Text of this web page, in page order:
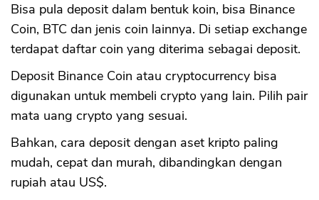
Bisa pula deposit dalam bentuk koin, bisa Binance
Coin, BTC dan jenis coin lainnya. Di setiap exchange
terdapat daftar coin yang diterima sebagai deposit.
Deposit Binance Coin atau cryptocurrency bisa
digunakan untuk membeli crypto yang lain. Pilih pair
mata uang crypto yang sesuai.
Bahkan, cara deposit dengan aset kripto paling
mudah, cepat dan murah, dibandingkan dengan
rupiah atau US$.